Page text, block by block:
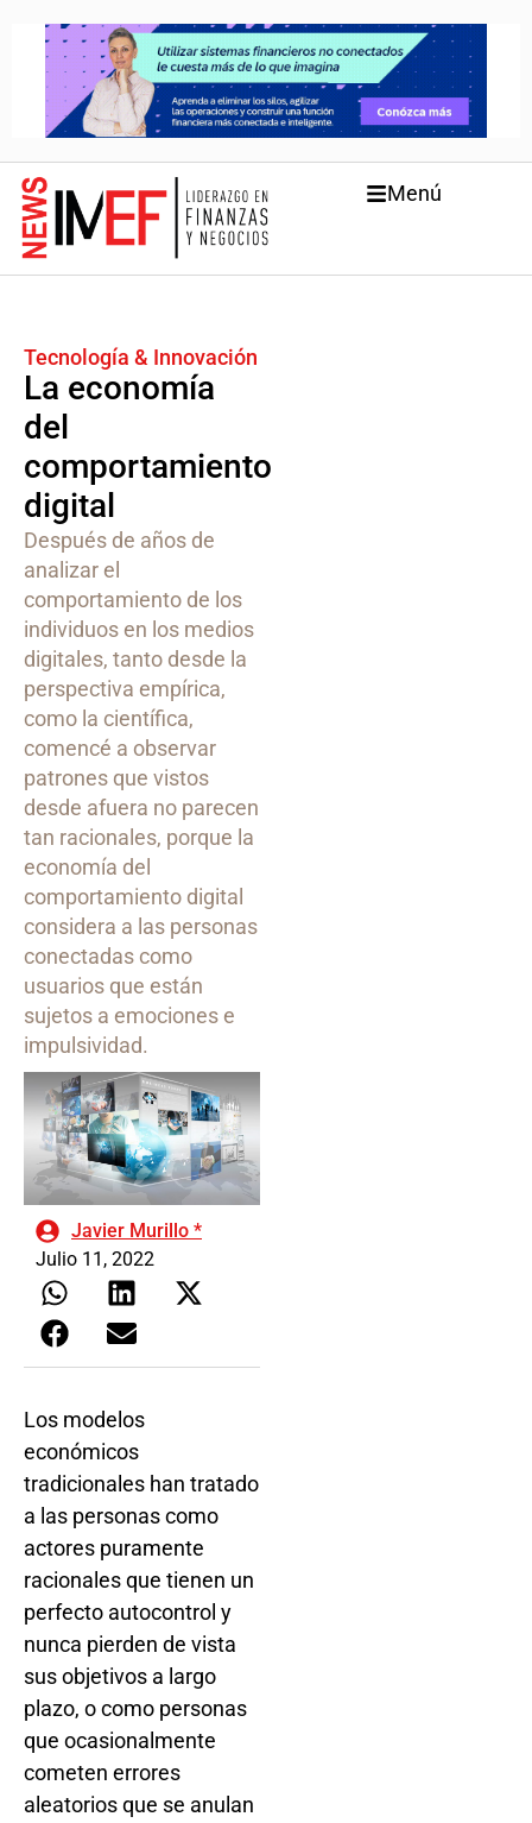
Menú
Tecnología & Innovación
La economía
del
comportamiento
digital
Después de años de
analizar el
comportamiento de los
individuos en los medios
digitales, tanto desde la
perspectiva empírica,
como la científica,
comencé a observar
patrones que vistos
desde afuera no parecen
tan racionales, porque la
economía del
comportamiento digital
considera a las personas
conectadas como
usuarios que están
sujetos a emociones e
impulsividad.
Javier Murillo *
Julio 11, 2022
Los modelos
económicos
tradicionales han tratado
a las personas como
actores puramente
racionales que tienen un
perfecto autocontrol y
nunca pierden de vista
sus objetivos a largo
plazo, o como personas
que ocasionalmente
cometen errores
aleatorios que se anulan